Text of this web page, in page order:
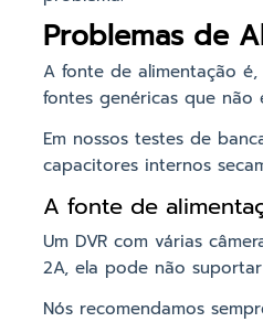
Problemas de
A fonte de alimentação
fontes genéricas que não
Em nossos testes de
capacitores internos
A fonte de
Um DVR com várias
2A, ela pode não
Nós recomendamos